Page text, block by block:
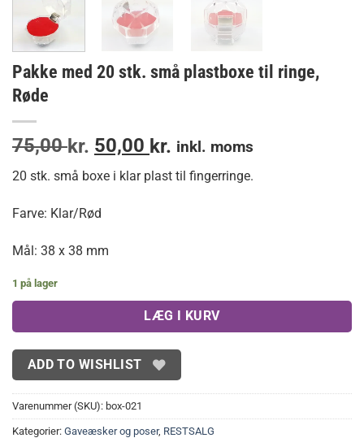
Pakke med 20 stk. små plastboxe til ringe,
Røde
75,00kr. Den
pris
var:
75,00 kr..
50,00 kr. Den
pris
inkl. moms
20 stk. små boxe i klar plast til fingerringe.
Farve: Klar/Rød
Mål: 38 x 38 mm
1 på lager
LÆG I KURV
ADD TO WISHLIST
Varenummer (SKU): box-021
Kategorier: Gaveæsker og poser, RESTSALG